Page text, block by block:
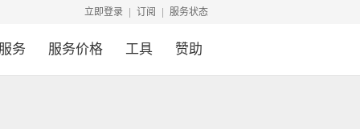
立即登录 订阅 服务状态
务 服务价格 工具 赞助